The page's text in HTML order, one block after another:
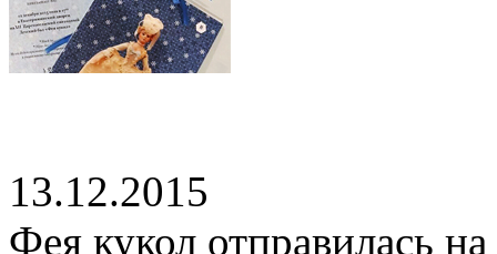
13.12.2015
Фея кукол отправилась